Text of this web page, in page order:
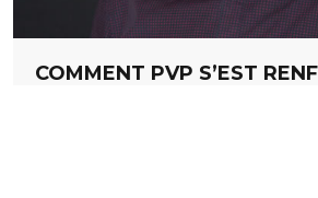
COMMENT PVP S’EST